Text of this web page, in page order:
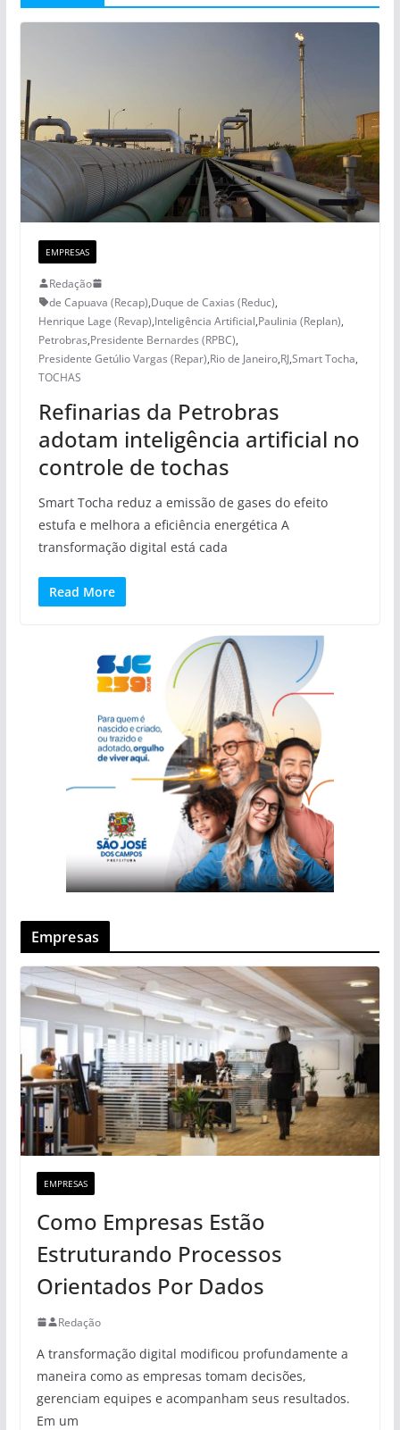
EMPRESAS
Redação
de Capuava (Recap),Duque de Caxias (Reduc),
Henrique Lage (Revap),Inteligência Artificial,Paulinia (Replan),
Petrobras,Presidente Bernardes (RPBC),
Presidente Getúlio Vargas (Repar),Rio de Janeiro,RJ,Smart Tocha,
TOCHAS
Refinarias da Petrobras
adotam inteligência artificial no
controle de tochas
Smart Tocha reduz a emissão de gases do efeito
estufa e melhora a eficiência energética A
transformação digital está cada
Read More
Empresas
EMPRESAS
Como Empresas Estão
Estruturando Processos
Orientados Por Dados
Redação
A transformação digital modificou profundamente a
maneira como as empresas tomam decisões,
gerenciam equipes e acompanham seus resultados.
Em um